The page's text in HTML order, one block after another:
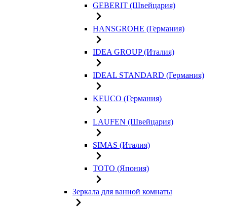
GEBERIT (Швейцария)
HANSGROHE (Германия)
IDEA GROUP (Италия)
IDEAL STANDARD (Германия)
KEUCO (Германия)
LAUFEN (Швейцария)
SIMAS (Италия)
TOTO (Япония)
Зеркала для ванной комнаты